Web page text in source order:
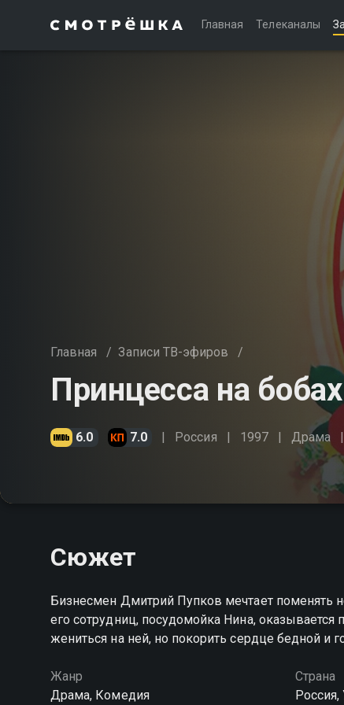
Главная Телеканалы
Главная / Записи ТВ-эфиров /
Принцесса на бобах
6.0 7.0 Россия 1997 Драма
Сюжет
Бизнесмен Дмитрий Пупков мечтает поменять
его сотрудниц, посудомойка Нина,
жениться на ней, но покорить сердце бедной и
Жанр
Драма, Комедия
Страна
Россия,